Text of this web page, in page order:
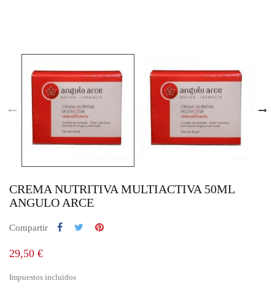
CREMA NUTRITIVA MULTIACTIVA 50ML
ANGULO ARCE
Compartir
29,50 €
Impuestos incluidos